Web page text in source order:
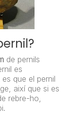
de pernils
es
que el pernil
així que si es
rebre-ho,